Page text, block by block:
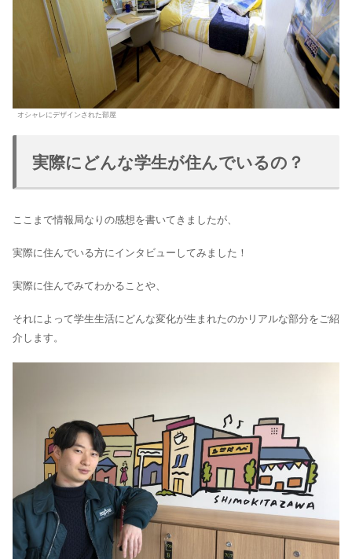
オシャレにデザインされた部屋
実際にどんな学生が住んでいるの？
ここまで情報局なりの感想を書いてきましたが、
実際に住んでいる方にインタビューしてみました！
実際に住んでみてわかることや、
それによって学生生活にどんな変化が生まれたのかリアルな部分をご紹
介します。